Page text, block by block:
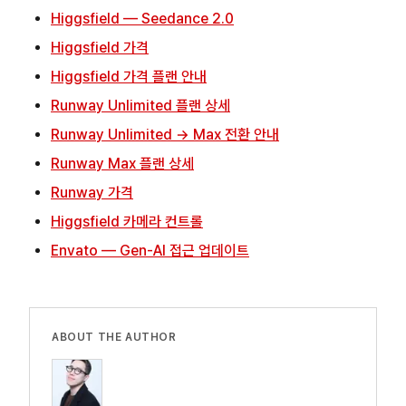
Higgsfield — Seedance 2.0
Higgsfield 가격
Higgsfield 가격 플랜 안내
Runway Unlimited 플랜 상세
Runway Unlimited → Max 전환 안내
Runway Max 플랜 상세
Runway 가격
Higgsfield 카메라 컨트롤
Envato — Gen-AI 접근 업데이트
ABOUT THE AUTHOR